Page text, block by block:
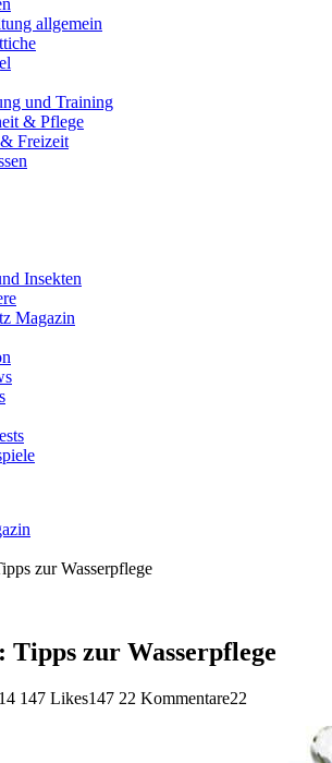
allgemein
und Training
& Pflege
Freizeit
Insekten
Magazin
zur Wasserpflege
Tipps zur Wasserpflege
147 Likes147 22 Kommentare22